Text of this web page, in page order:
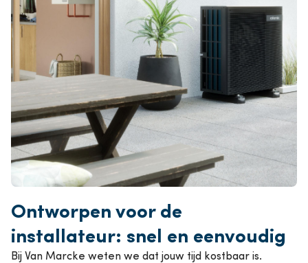
Ontworpen voor de
installateur: snel en eenvoudig
Bij Van Marcke weten we dat jouw tijd kostbaar is.